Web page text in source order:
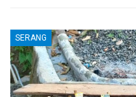
SERANG